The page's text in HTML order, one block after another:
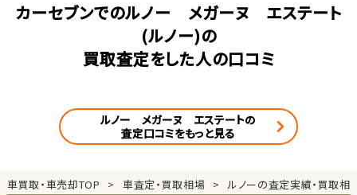
カーセブンでのルノー メガーヌ エステート
(ルノー)の
買取査定をした人の口コミ
ルノー メガーヌ エステートの
査定口コミをもっと見る
車買取・車売却TOP 車査定・買取相場 ルノーの査定実績・買取相